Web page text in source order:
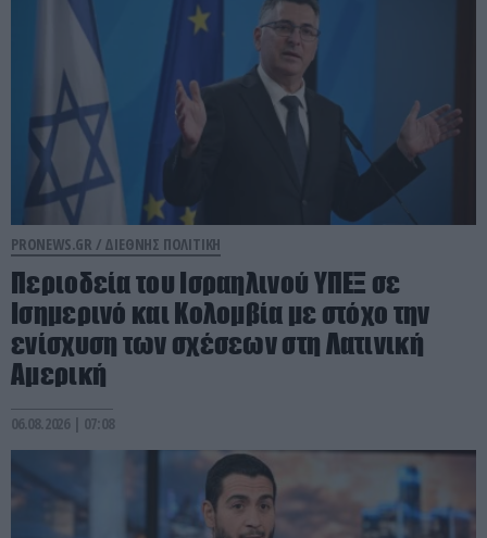
PRONEWS.GR / ΔΙΕΘΝΗΣ ΠΟΛΙΤΙΚΗ
Περιοδεία του Ισραηλινού ΥΠΕΞ σε
Ισημερινό και Κολομβία με στόχο την
ενίσχυση των σχέσεων στη Λατινική
Αμερική
06.08.2026 | 07:08